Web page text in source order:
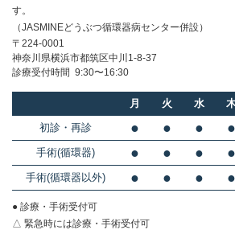
す。
（JASMINEどうぶつ循環器病センター併設）
〒224-0001
神奈川県横浜市都筑区中川1-8-37
診療受付時間 9:30〜16:30
月 火 水
初診・再診
● ● ● ●
手術(循環器) ● ● ● ●
手術(循環器以外) ● ● ● ●
● 診療・手術受付可
△ 緊急時には診療・手術受付可